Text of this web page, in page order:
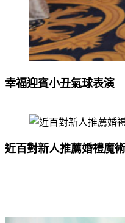
幸福迎賓小丑氣球表演
近百對新人推薦婚禮魔